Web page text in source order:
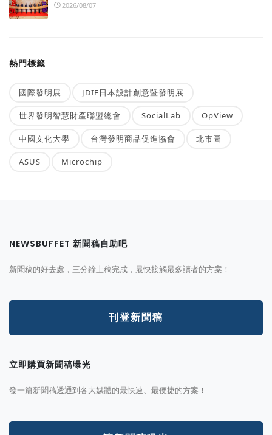
2026/08/07
熱門標籤
國際發明展 JDIE日本設計創意暨發明展
世界發明智慧財產聯盟總會 SocialLab OpView
中國文化大學 台灣發明商品促進協會 北市圖
ASUS Microchip
NEWSBUFFET 新聞稿自助吧
新聞稿的好去處，三分鐘上稿完成，最快接觸最多讀者的方案！
刊登新聞稿
立即購買新聞稿曝光
發一篇新聞稿透通到各大媒體的最快速、最便捷的方案！